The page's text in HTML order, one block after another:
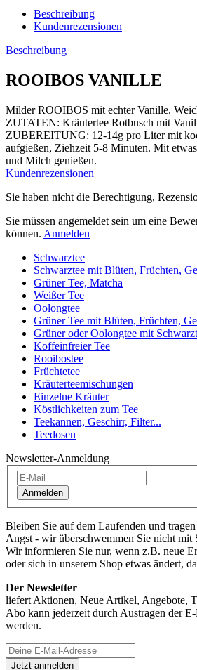
Beschreibung
Kundenrezensionen
Beschreibung
ROOIBOS VANILLE
Milder ROOIBOS mit echter Vanille.
ZUTATEN: Kräutertee Rotbusch mit
ZUBEREITUNG: 12-14g pro Liter mit
aufgießen, Ziehzeit 5-8 Minuten. Mit
und Milch genießen.
Kundenrezensionen
Sie haben nicht die Berechtigung,
Sie müssen angemeldet sein um eine
können. Anmelden
Schwarztee
Schwarztee mit Blüten, Früchten,
Grüner Tee, Matcha
Weißer Tee
Oolongtee
Grüner Tee mit Blüten, Früchten,
Grüner oder Oolongtee mit
Koffeinfreier Tee
Rooibostee
Früchtetee
Kräuterteemischungen
Einzelne Kräuter
Köstlichkeiten zum Tee
Teekannen, Geschirr, Filter...
Teedosen
Newsletter-Anmeldung
Anmelden
Bleiben Sie auf dem Laufenden und
Angst - wir überschwemmen Sie nicht mit
Wir informieren Sie nur, wenn z.B. neue
oder sich in unserem Shop etwas ändert,
Der Newsletter
liefert Aktionen, Neue Artikel, Angebote,
Abo kann jederzeit durch Austragen der
werden.